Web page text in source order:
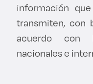
información
transmiten, con
acuerdo con
nacionales e